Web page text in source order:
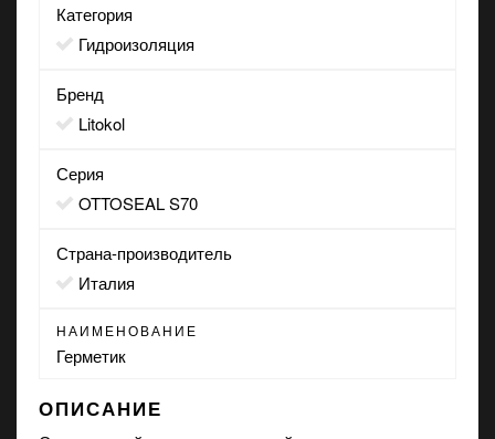
Категория
Гидроизоляция
Бренд
Litokol
Серия
OTTOSEAL S70
Страна-производитель
Италия
НАИМЕНОВАНИЕ
Герметик
ОПИСАНИЕ